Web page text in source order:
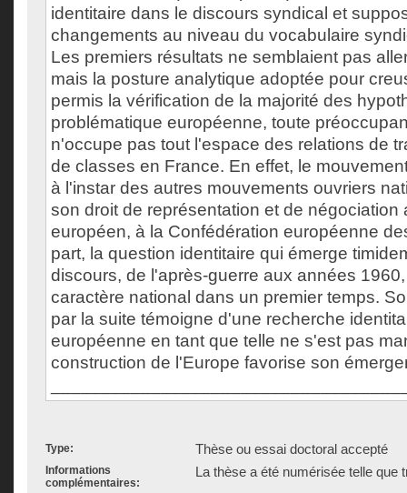
identitaire dans le discours syndical et
changements au niveau du vocabulaire
Les premiers résultats ne semblaient pas
mais la posture analytique adoptée pour
permis la vérification de la majorité des
problématique européenne, toute
n'occupe pas tout l'espace des relations de
de classes en France. En effet, le
à l'instar des autres mouvements ouvriers
son droit de représentation et de négociation
européen, à la Confédération européenne
part, la question identitaire qui émerge
discours, de l'après-guerre aux années
caractère national dans un premier temps.
par la suite témoigne d'une recherche
européenne en tant que telle ne s'est pas
construction de l'Europe favorise son
Type: Thèse ou essai doctoral accepté
Informations
complémentaires:
La thèse a été numérisée telle que